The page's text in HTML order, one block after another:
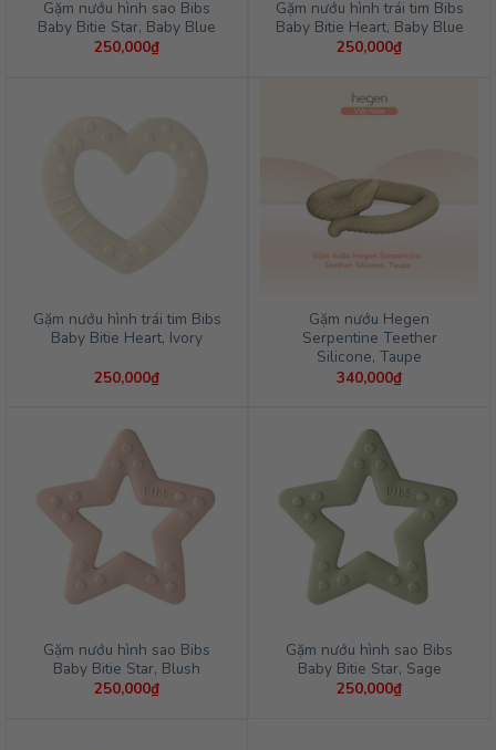
Gặm nướu hình sao Bibs
Baby Bitie Star, Baby Blue
250,000₫
Gặm nướu hình trái tim Bibs
Baby Bitie Heart, Baby Blue
250,000₫
Gặm nướu hình trái tim Bibs
Baby Bitie Heart, Ivory
250,000₫
Gặm nướu Hegen
Serpentine Teether
Silicone, Taupe
340,000₫
Gặm nướu hình sao Bibs
Baby Bitie Star, Blush
250,000₫
Gặm nướu hình sao Bibs
Baby Bitie Star, Sage
250,000₫